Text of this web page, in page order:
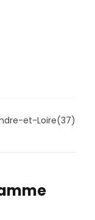
et-Loire(37)